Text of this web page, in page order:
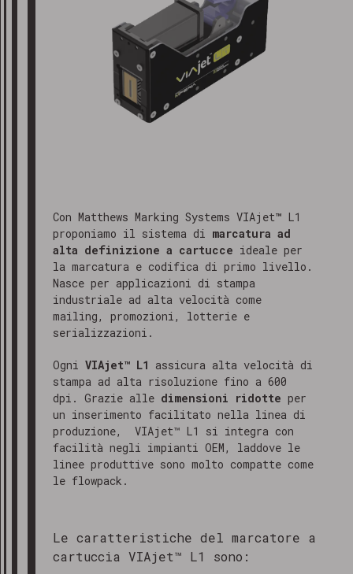
Con Matthews Marking Systems VIAjet™ L1
proponiamo il sistema di marcatura ad
alta definizione a cartucce ideale per
la marcatura e codifica di primo livello.
Nasce per applicazioni di stampa
industriale ad alta velocità come
mailing, promozioni, lotterie e
serializzazioni.
OgniVIAjet™ L1 assicura alta velocità di
stampa ad alta risoluzione fino a 600
dpi. Grazie alle dimensioni ridotte per
un inserimento facilitato nella linea di
produzione, VIAjet™ L1 si integra con
facilità negli impianti OEM, laddove le
linee produttive sono molto compatte come
le flowpack.
Le caratteristiche del marcatore a
cartuccia VIAjet™ L1 sono: